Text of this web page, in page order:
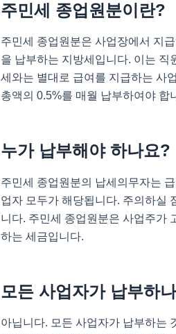
주민세 종업원분이란?
주민세 종업원분은 사업장에서 지
을 납부하는 지방세입니다. 이는 직
세와는 별대로 급여를 지급하는 사
총액의 0.5%를 매월 납부하여야 합
누가 납부해야 하나요?
주민세 종업원분의 납세의무자는
업자 모두가 해당됩니다. 주의하실
니다. 주민세 종업원분은 사업주가
하는 세금입니다.
모든 사업자가 납부하
아닙니다. 모든 사업자가 납부하는